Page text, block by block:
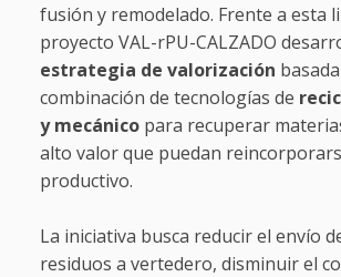
fusión y remodelado. Frente a esta
proyecto VAL-rPU-CALZADO
estrategia de valorización
combinación de tecnologías de
y mecánico para recuperar
alto valor que puedan
productivo.
La iniciativa busca reducir el envío
residuos a vertedero, disminuir el